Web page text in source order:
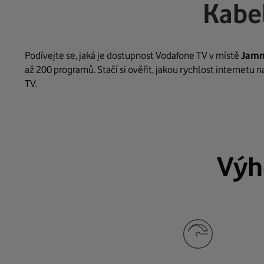
Podívejte se, jaká je dostupnost Vodafone TV v místě
až 200 programů. Stačí si ověřit, jakou rychlost internetu
TV.